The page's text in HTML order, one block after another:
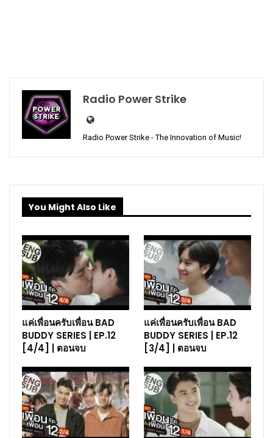
Radio Power Strike
Radio Power Strike - The Innovation of Music!
You Might Also Like
แค่เพื่อนครับเพื่อน BAD
BUDDY SERIES | EP.12
[4/4] | ตอนจบ
แค่เพื่อนครับเพื่อน BAD
BUDDY SERIES | EP.12
[3/4] | ตอนจบ